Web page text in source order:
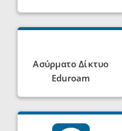
Ασύρματο Δίκτυο
Eduroam